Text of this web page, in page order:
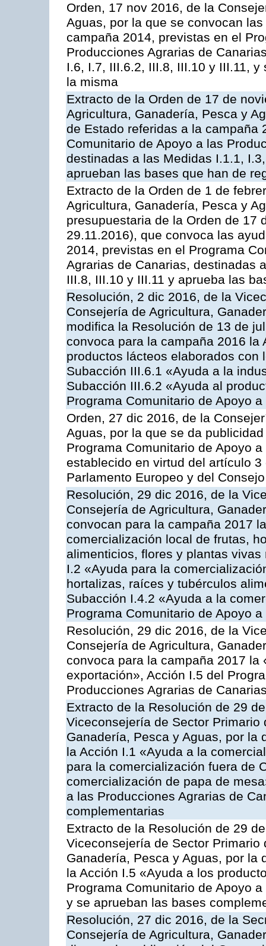
Orden, 17 nov 2016, de la
Aguas, por la que se convocan
campaña 2014, previstas en el
Producciones Agrarias de
I.6, I.7, III.6.2, III.8, III.10 y III.11,
la misma
Extracto de la Orden de 17 de
Agricultura, Ganadería, Pesca y
de Estado referidas a la campaña
Comunitario de Apoyo a las
destinadas a las Medidas I.1.1,
aprueban las bases que han de
Extracto de la Orden de 1 de
Agricultura, Ganadería, Pesca y
presupuestaria de la Orden de 17
29.11.2016), que convoca las
2014, previstas en el Programa
Agrarias de Canarias, destinadas
III.8, III.10 y III.11 y aprueba las
Resolución, 2 dic 2016, de la
Consejería de Agricultura,
modifica la Resolución de 13 de
convoca para la campaña 2016
productos lácteos elaborados
Subacción III.6.1 «Ayuda a la
Subacción III.6.2 «Ayuda al
Programa Comunitario de Apoyo
Orden, 27 dic 2016, de la
Aguas, por la que se da
Programa Comunitario de Apoyo
establecido en virtud del artículo
Parlamento Europeo y del Consejo
Resolución, 29 dic 2016, de la
Consejería de Agricultura,
convocan para la campaña 2017
comercialización local de frutas,
alimenticios, flores y plantas
I.2 «Ayuda para la
hortalizas, raíces y tubérculos
Subacción I.4.2 «Ayuda a la
Programa Comunitario de Apoyo
Resolución, 29 dic 2016, de la
Consejería de Agricultura,
convoca para la campaña 2017
exportación», Acción I.5 del
Producciones Agrarias de
Extracto de la Resolución de 29
Viceconsejería de Sector
Ganadería, Pesca y Aguas, por la
la Acción I.1 «Ayuda a la
para la comercialización fuera de
comercialización de papa de
a las Producciones Agrarias de
complementarias
Extracto de la Resolución de 29
Viceconsejería de Sector
Ganadería, Pesca y Aguas, por la
la Acción I.5 «Ayuda a los
Programa Comunitario de Apoyo
y se aprueban las bases
Resolución, 27 dic 2016, de la
Consejería de Agricultura,